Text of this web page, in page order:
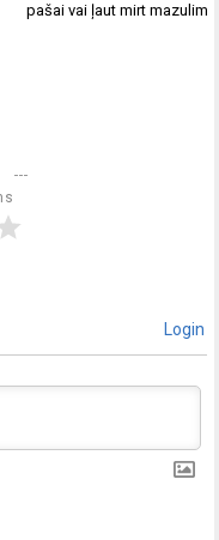
pašai vai ļaut mirt mazulim
Login